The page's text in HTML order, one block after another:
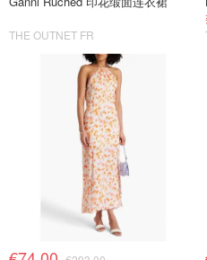
THE OUTNET FR